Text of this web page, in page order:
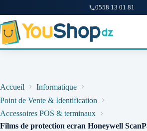
0558 13 01 81
Passer
au
contenu
Accueil
Informatique
Point de Vente & Identification
Accessoires POS & terminaux
Films de protection ecran Honeywell